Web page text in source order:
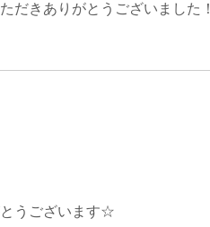
だきありがとうございました！
うございます☆